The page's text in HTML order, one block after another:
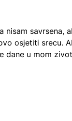
savrsena,
osjetiti srecu.
dane u mom